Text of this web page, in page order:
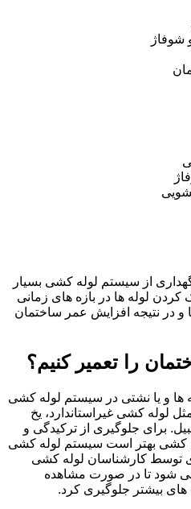
شوفاژ
از سیستم لوله کشی بسیار
لوله ها در بازه های زمانی
در نتیجه افزایش عمر ساختمان
را تعمیر کنیم؟
ها و یا نشتی در سیستم لوله کشی
لوله کشی غیراستاندارد، یخ
برای جلوگیری از ترکیدگی و
کشی بهتر است سیستم لوله کشی
توسط کارشناسان لوله کشی
13 آبان بررسی شود تا در صورت مشاهده
بیشتر جلوگیری کرد.